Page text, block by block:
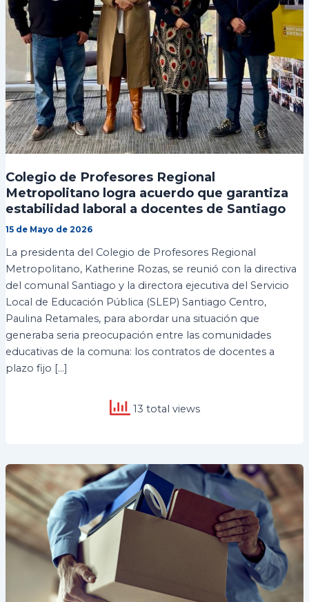
Colegio de Profesores Regional
Metropolitano logra acuerdo que garantiza
estabilidad laboral a docentes de Santiago
15 de Mayo de 2026
La presidenta del Colegio de Profesores Regional
Metropolitano, Katherine Rozas, se reunió con la directiva
del comunal Santiago y la directora ejecutiva del Servicio
Local de Educación Pública (SLEP) Santiago Centro,
Paulina Retamales, para abordar una situación que
generaba seria preocupación entre las comunidades
educativas de la comuna: los contratos de docentes a
plazo fijo […]
13 total views